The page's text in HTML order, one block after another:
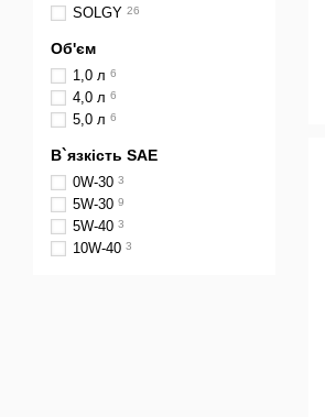
SOLGY 26
Об'єм
1,0 л 6
4,0 л 6
5,0 л 6
В`язкість SAE
0W-30 3
5W-30 9
5W-40 3
10W-40 3